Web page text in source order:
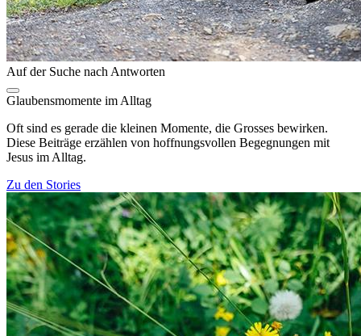
Auf der Suche nach Antworten
Glaubensmomente im Alltag
Oft sind es gerade die kleinen Momente, die Grosses bewirken.
Diese Beiträge erzählen von hoffnungsvollen Begegnungen mit
Jesus im Alltag.
Zu den Stories